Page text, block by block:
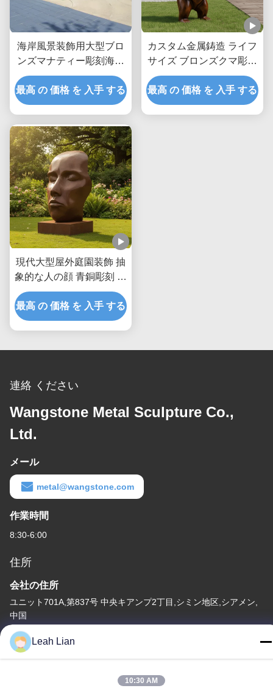
海岸風景装飾用大型ブロ
ンズマナティー彫刻海洋
動物屋外ガーデンアート
像
最高 の 価格 を 入手 する
カスタム金属鋳造 ライフ
サイズ ブロンズクマ彫刻
屋外庭園彫像 ヴィラパー
クのリアルな動物アート
景観装飾
最高 の 価格 を 入手 する
現代大型屋外庭園装飾 抽
象的な人の顔 青銅彫刻 古
代金属美術像 景観公園の
庭園装飾
最高 の 価格 を 入手 する
連絡 ください
Wangstone Metal Sculpture Co.,
Ltd.
メール
metal@wangstone.com
作業時間
8:30-6:00
住所
会社の住所
ユニット701A,第837号 中央キアンプ2丁目,シミン地区,シアメン,
中国
工場住所
第72号 ユンジュン道路 武峰村 崇武町 泉州市 福建市
Leah Lian
10:30 AM